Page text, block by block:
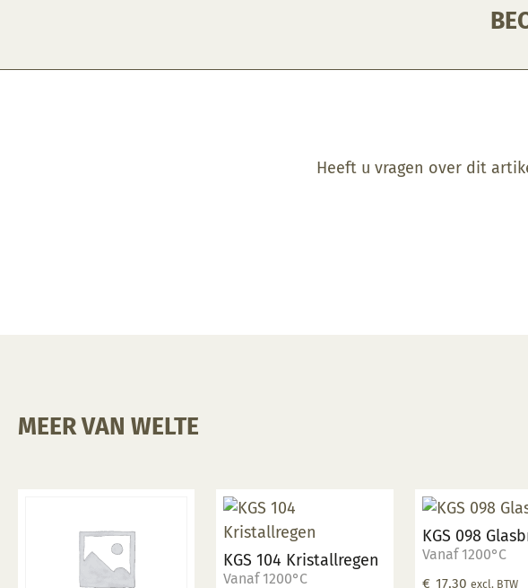
Heeft u vragen over dit
MEER VAN WELTE
KGS 104 Kristallregen
Vanaf 1200°C
KGS 098
Vanaf 1200°C
€ 17,30 excl. BTW